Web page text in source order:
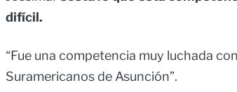
difícil.
“Fue una competencia muy luchada
Suramericanos de Asunción”.